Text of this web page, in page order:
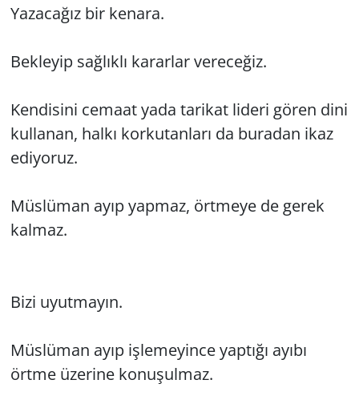
Ya­za­ca­ğız bir ke­na­ra.
Bek­le­yip sağ­lık­lı ka­rar­lar ve­re­ce­ğiz.
Ken­di­si­ni ce­ma­at yada ta­ri­kat li­de­ri gören dini
kul­la­nan, halkı kor­ku­tan­la­rı da bu­ra­dan ikaz
edi­yo­ruz.
Müs­lü­man ayıp yap­maz, ört­me­ye de gerek
kal­maz.
Bizi uyut­ma­yın.
Müs­lü­man ayıp iş­le­me­yin­ce yap­tı­ğı ayıbı
örtme üze­ri­ne ko­nu­şul­maz.